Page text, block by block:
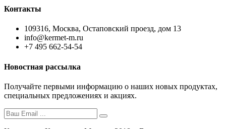
Контакты
109316, Москва, Остаповский проезд, дом 13
info@kermet-m.ru
+7 495 662-54-54
Новостная рассылка
Получайте первыми информацию о наших новых продуктах,
специальных предложениях и акциях.